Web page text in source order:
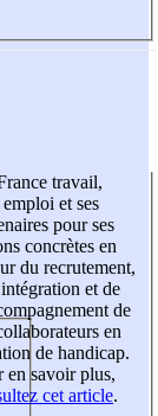
travail,
et ses
pour ses
concrètes en
du recrutement,
et de
de
en
de handicap.
en savoir plus,
cet article.